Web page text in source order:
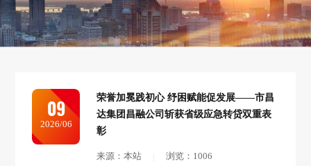
09
2026/06
荣誉加冕践初心 纾困赋能促发展——市昌
达集团昌融公司斩获省级应急转贷双重表
彰
来源：本站 浏览：1006